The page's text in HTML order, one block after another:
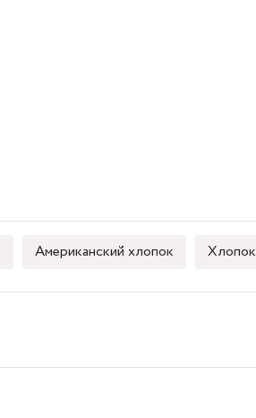
Американский хлопок Хлопок